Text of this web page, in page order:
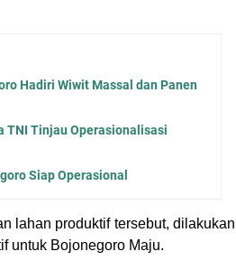
Hadiri Wiwit Massal dan Panen
TNI Tinjau Operasionalisasi
Siap Operasional
lahan produktif tersebut, dilakukan
untuk Bojonegoro Maju.